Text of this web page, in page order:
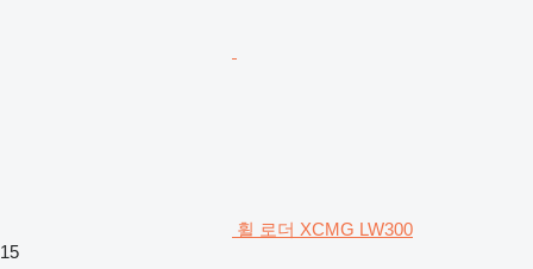
휠 로더 XCMG LW300
15